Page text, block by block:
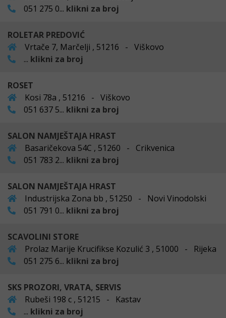
051 275 0... klikni za broj
ROLETAR PREDOVIĆ
Vrtače 7, Marčelji , 51216 - Viškovo
... klikni za broj
ROSET
Kosi 78a , 51216 - Viškovo
051 637 5... klikni za broj
SALON NAMJEŠTAJA HRAST
Basaričekova 54C , 51260 - Crikvenica
051 783 2... klikni za broj
SALON NAMJEŠTAJA HRAST
Industrijska Zona bb , 51250 - Novi Vinodolski
051 791 0... klikni za broj
SCAVOLINI STORE
Prolaz Marije Krucifikse Kozulić 3 , 51000 - Rijeka
051 275 6... klikni za broj
SKS PROZORI, VRATA, SERVIS
Rubeši 198 c , 51215 - Kastav
... klikni za broj